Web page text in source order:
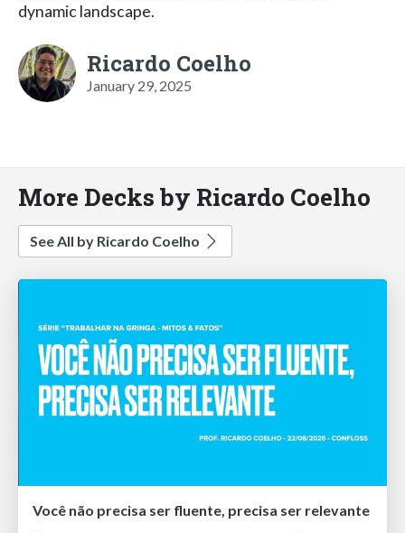
dynamic landscape.
Ricardo Coelho
January 29, 2025
More Decks by Ricardo Coelho
See All by Ricardo Coelho
Você não precisa ser fluente, precisa ser relevante